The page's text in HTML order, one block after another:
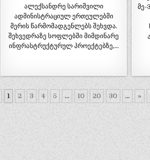
ალექსანდრე სარიშვილი
ადმინისტრაციულ ერთეულებში
მერის წარმომადგენლებს შეხვდა.
შეხვედრაზე სოფლებში მიმდინარე
ინფრასტრუქტურულ პროექტებზე,…
მე-
1 2 3 4 5 ... 10 20 30 ... »